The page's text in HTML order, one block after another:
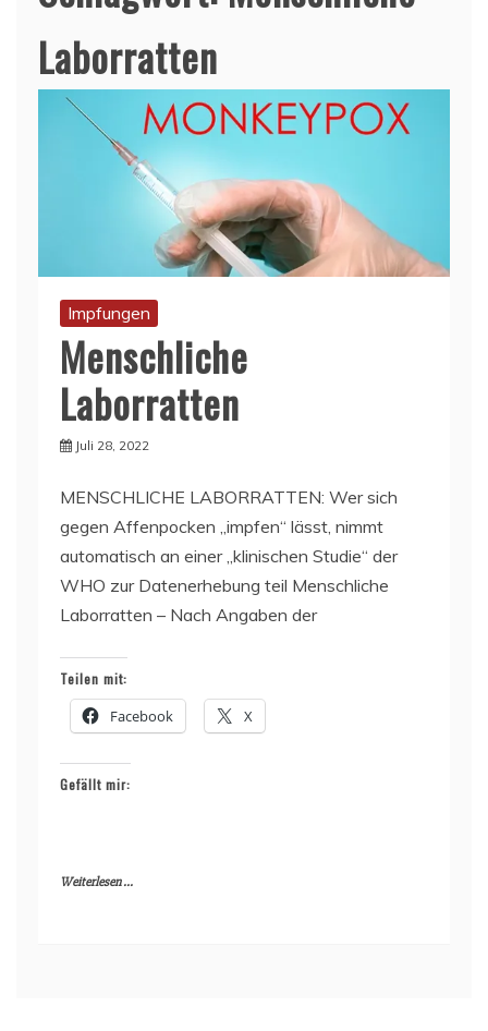
Laborratten
Impfungen
Menschliche
Laborratten
Juli 28, 2022
MENSCHLICHE LABORRATTEN: Wer sich
gegen Affenpocken „impfen“ lässt, nimmt
automatisch an einer „klinischen Studie“ der
WHO zur Datenerhebung teil Menschliche
Laborratten – Nach Angaben der
Teilen mit:
Facebook X
Gefällt mir:
Weiterlesen ...